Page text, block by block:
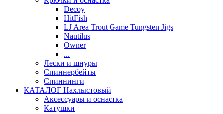
Decoy
HitFish
LJ Area Trout Game Tungsten Jigs
Nautilus
Owner
...
Лески и шнуры
Спиннербейты
Спиннинги
КАТАЛОГ Нахлыстовый
Аксессуары и оснастка
Катушки